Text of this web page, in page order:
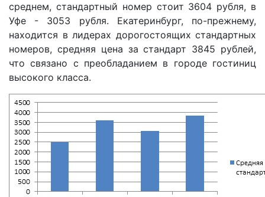
среднем, стандартный номер стоит 3604 рубля, в
Уфе - 3053 рубля. Екатеринбург, по-прежнему,
находится в лидерах дорогостоящих стандартных
номеров, средняя цена за стандарт 3845 рублей,
что связано с преобладанием в городе гостиниц
высокого класса.